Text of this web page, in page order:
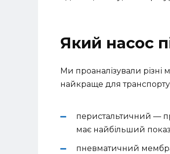
Який насос
Ми проаналізували
найкраще для
перистальтичний —
має найбільший
пневматичний